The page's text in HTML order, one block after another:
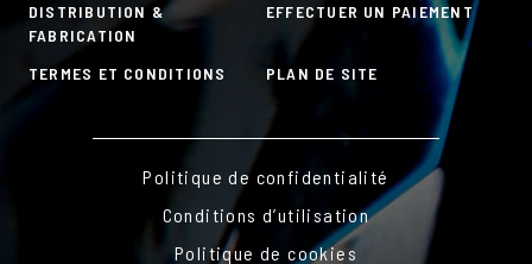
DISTRIBUTION &
FABRICATION
EFFECTUER UN PAIEMENT
TERMES ET CONDITIONS PLAN DE SITE
Politique de confidentialité
Conditions d’utilisation
Politique de cookies